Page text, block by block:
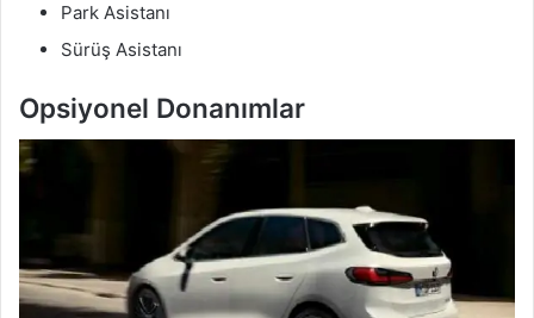
Park Asistanı
Sürüş Asistanı
Opsiyonel Donanımlar